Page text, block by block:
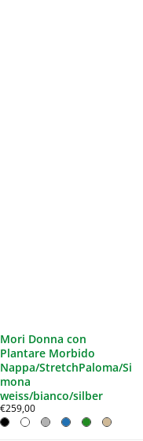
Mori Donna con
Plantare Morbido
Nappa/StretchPaloma/Si
mona
weiss/bianco/silber
€259,00